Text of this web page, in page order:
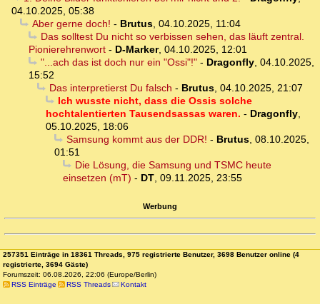
04.10.2025, 05:38
Aber gerne doch! - Brutus, 04.10.2025, 11:04
Das solltest Du nicht so verbissen sehen, das läuft zentral.
Pionierehrenwort - D-Marker, 04.10.2025, 12:01
"...ach das ist doch nur ein "Ossi"!"- Dragonfly, 04.10.2025,
15:52
Das interpretierst Du falsch - Brutus, 04.10.2025, 21:07
Ich wusste nicht, dass die Ossis solche
hochtalentierten Tausendsassas waren. - Dragonfly,
05.10.2025, 18:06
Samsung kommt aus der DDR! - Brutus, 08.10.2025,
01:51
Die Lösung, die Samsung und TSMC heute
einsetzen (mT) - DT, 09.11.2025, 23:55
Werbung
257351 Einträge in 18361 Threads, 975 registrierte Benutzer, 3698 Benutzer online (4
registrierte, 3694 Gäste)
Forumszeit: 06.08.2026, 22:06 (Europe/Berlin)
RSS Einträge
RSS Threads Kontakt